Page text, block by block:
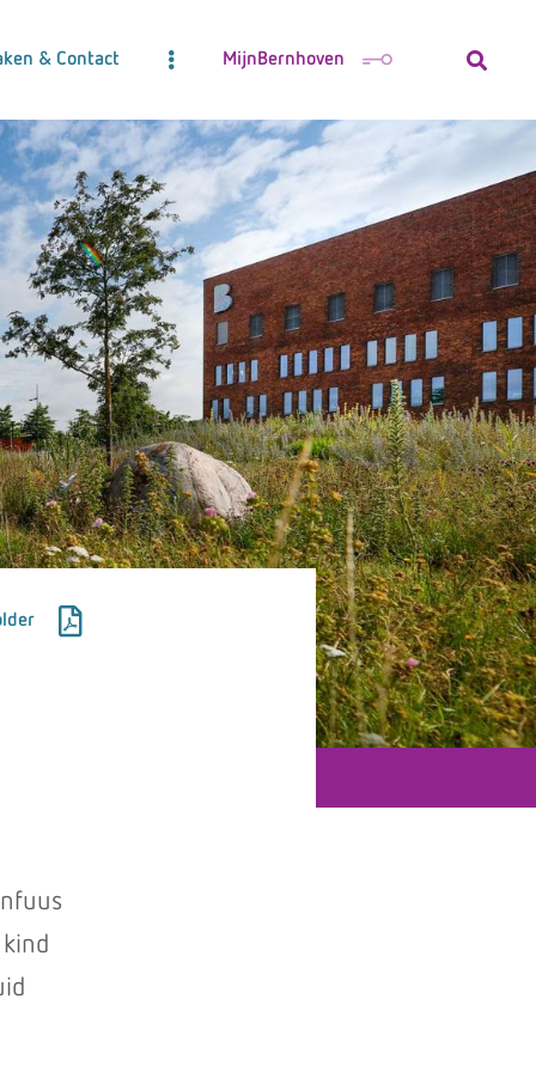
& Contact MijnBernhoven